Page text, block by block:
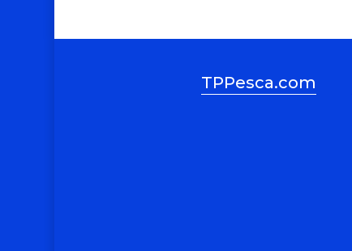
TPPesca.com